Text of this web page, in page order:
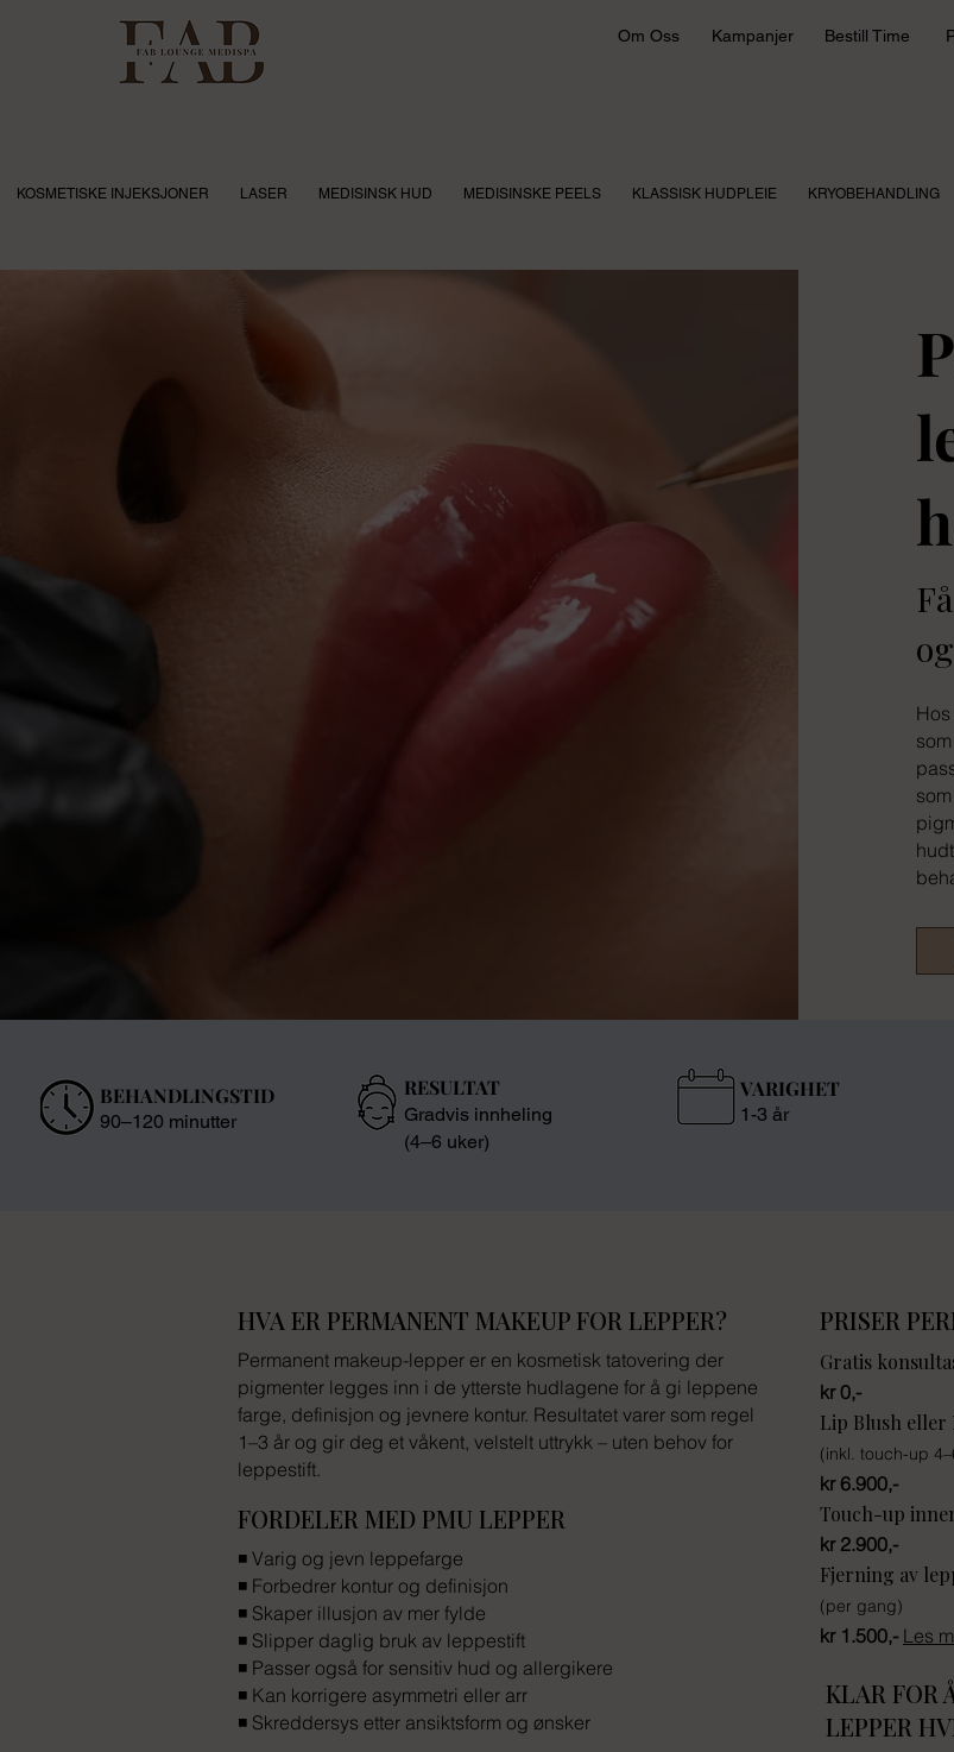
Om Oss Kampanjer Bestill Time
KOSMETISKE INJEKSJONER LASER MEDISINSK HUD MEDISINSKE PEELS KLASSISK HUDPLEIE KRYOBEHANDLING
BEHANDLINGSTID
90–120 minutter
RESULTAT
Gradvis innheling
(4–6 uker)
VARIGHET
1-3 år
HVA ER PERMANENT MAKEUP FOR LEPPER?
Permanent makeup-lepper er en kosmetisk tatovering der
pigmenter legges inn i de ytterste hudlagene for å gi leppene
farge, definisjon og jevnere kontur. Resultatet varer som regel
1–3 år og gir deg et våkent, velstelt uttrykk – uten behov for
leppestift.
FORDELER MED PMU LEPPER
◾ Varig og jevn leppefarge
◾ Forbedrer kontur og definisjon
◾ Skaper illusjon av mer fylde
◾ Slipper daglig bruk av leppestift
◾ Passer også for sensitiv hud og allergikere
◾ Kan korrigere asymmetri eller arr
◾ Skreddersys etter ansiktsform og ønsker
PRISER
Gratis
kr 0,-
Lip Blush eller
(inkl. touch-up
kr 6.900,-
Touch-up
kr 2.900,-
Fjerning av
(per gang)
kr 1.500,- Les
KLAR FOR
LEPPER